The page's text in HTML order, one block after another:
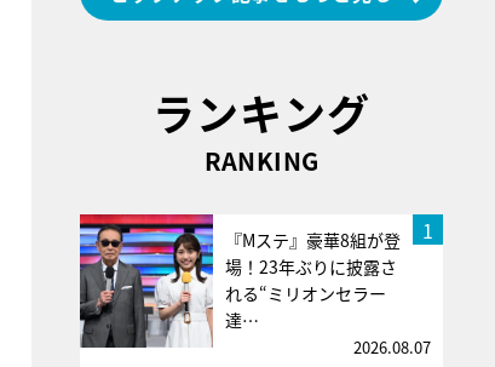
ランキング
RANKING
1
『Mステ』豪華8組が登
場！23年ぶりに披露さ
れる“ミリオンセラー
達…
2026.08.07